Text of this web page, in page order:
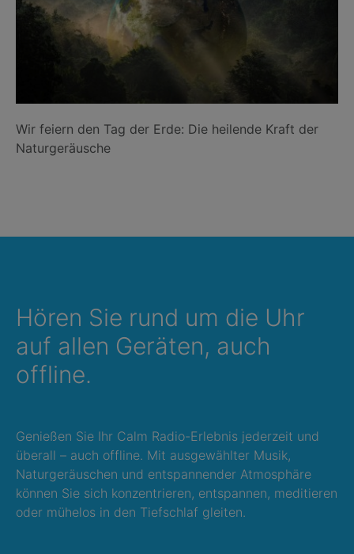
Wir feiern den Tag der Erde: Die heilende Kraft der
Naturgeräusche
Hören Sie rund um die Uhr
auf allen Geräten, auch
offline.
Genießen Sie Ihr Calm Radio-Erlebnis jederzeit und
überall – auch offline. Mit ausgewählter Musik,
Naturgeräuschen und entspannender Atmosphäre
können Sie sich konzentrieren, entspannen, meditieren
oder mühelos in den Tiefschlaf gleiten.